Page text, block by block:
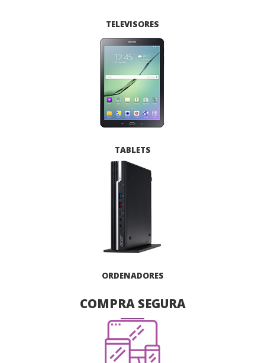
TELEVISORES
TABLETS
ORDENADORES
COMPRA SEGURA